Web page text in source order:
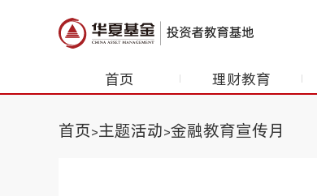
首页 理财教育
首页>主题活动>金融教育宣传月